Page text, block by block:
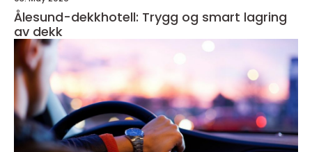
Ålesund-dekkhotell: Trygg og smart lagring
av dekk